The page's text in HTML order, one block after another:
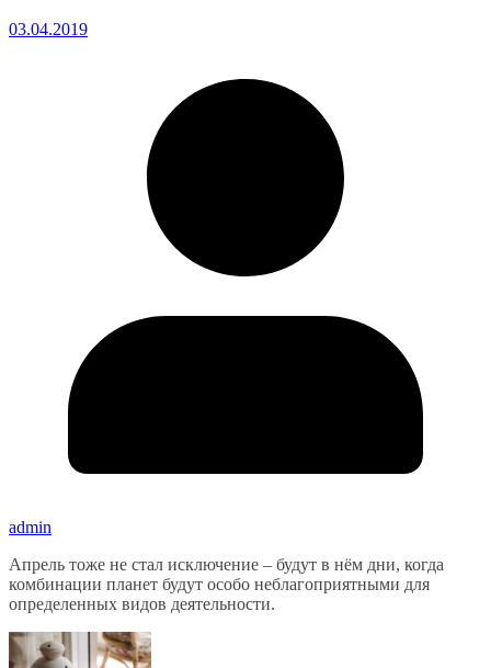
03.04.2019
admin
Апрель тоже не стал исключение – будут в нём дни, когда
комбинации планет будут особо неблагоприятными для
определенных видов деятельности.